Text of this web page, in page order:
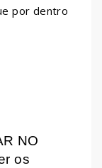
por dentro
NO
os